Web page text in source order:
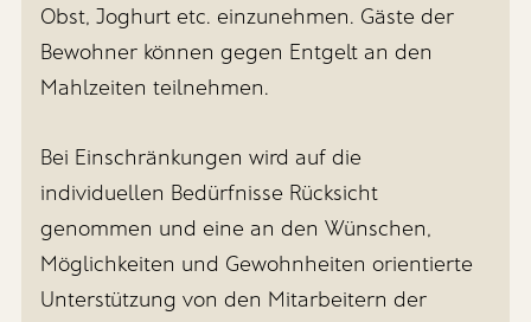
Obst, Joghurt etc. einzunehmen. Gäste der
Bewohner können gegen Entgelt an den
Mahlzeiten teilnehmen.
Bei Einschränkungen wird auf die
individuellen Bedürfnisse Rücksicht
genommen und eine an den Wünschen,
Möglichkeiten und Gewohnheiten orientierte
Unterstützung von den Mitarbeitern der